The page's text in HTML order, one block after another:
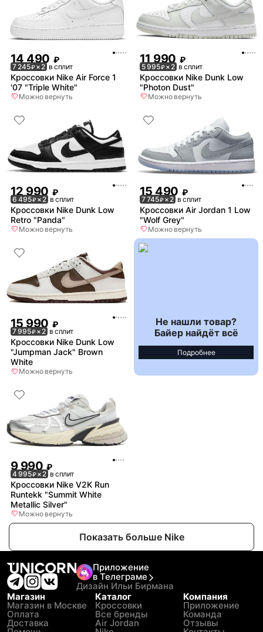
14 490 ₽
7 245₽× 2 в сплит
Кроссовки Nike Air Force 1
'07 "Triple White"
Можно вернуть
11 990 ₽
5 995₽× 2 в сплит
Кроссовки Nike Dunk Low
"Photon Dust"
Можно вернуть
12 990 ₽
6 495₽× 2 в сплит
Кроссовки Nike Dunk Low
Retro "Panda"
Можно вернуть
15 490 ₽
7 745₽× 2 в сплит
Кроссовки Air Jordan 1 Low
"Wolf Grey"
Можно вернуть
15 990 ₽
7 995₽× 2 в сплит
Кроссовки Nike Dunk Low
"Jumpman Jack" Brown
White
Можно вернуть
Не нашли товар?
Байер найдёт всё
Подробнее
9 990 ₽
4 995₽× 2 в сплит
Кроссовки Nike V2K Run
Runtekk "Summit White
Metallic Silver"
Можно вернуть
Показать больше Nike
Приложение
в Телеграме
Дизайн Ильи Бирмана
Магазин
Магазин в Москве
Оплата
Доставка
Каталог
Кроссовки
Все бренды
Air Jordan
Компания
Приложение
Команда
Отзывы